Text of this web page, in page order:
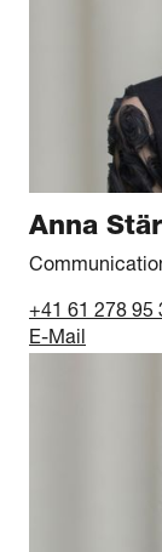
Anna
+41 61 278 95
E-Mail